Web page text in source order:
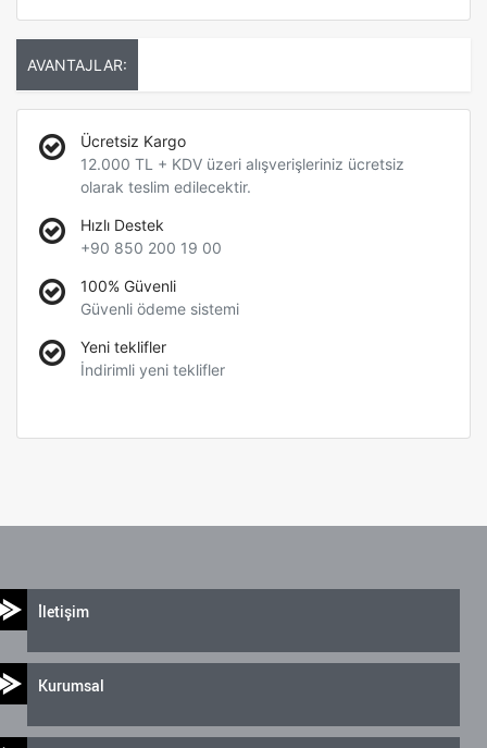
AVANTAJLAR:
Ücretsiz Kargo
12.000 TL + KDV üzeri alışverişleriniz ücretsiz
olarak teslim edilecektir.
Hızlı Destek
+90 850 200 19 00
100% Güvenli
Güvenli ödeme sistemi
Yeni teklifler
İndirimli yeni teklifler
İletişim
Kurumsal